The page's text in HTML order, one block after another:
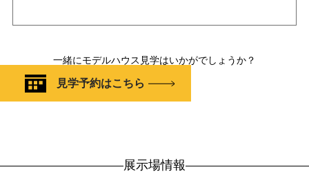
一緒にモデルハウス見学はいかがでしょうか？
見学予約はこちら
展示場情報